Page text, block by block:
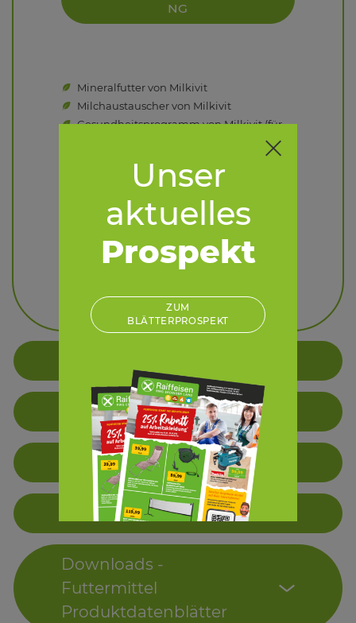
Unser
aktuelles
Prospekt
ZUM
BLÄTTERPROSPEKT
NG
Mineralfutter von Milkivit
Milchaustauscher von Milkivit
Gesundheitsprogramm von Milkivit (für
hier)
Mineralstoffleckmasse für Kälber und
Problemlöser in witterungs- oder
stressbedingten Situationen ( für weitere
Infos zu Crystalyx klicken Siehier)
Lieferanten: Deuka, Milkivit, Süfu,
Geflügel
Pferd
Kleintiere
Downloads -
Futtermittel
Produktdatenblätter